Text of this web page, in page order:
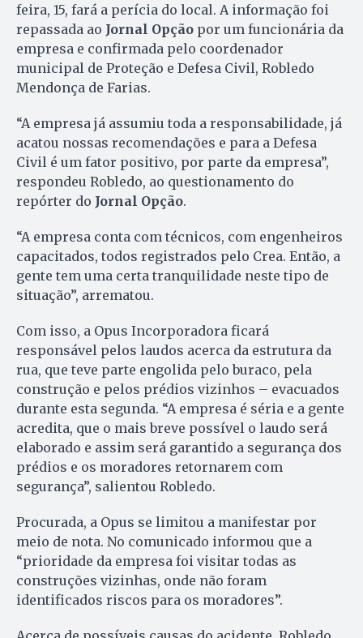
feira, 15, fará a perícia do local. A informação foi
repassada ao Jornal Opção por um funcionária da
empresa e confirmada pelo coordenador
municipal de Proteção e Defesa Civil, Robledo
Mendonça de Farias.
“A empresa já assumiu toda a responsabilidade, já
acatou nossas recomendações e para a Defesa
Civil é um fator positivo, por parte da empresa”,
respondeu Robledo, ao questionamento do
repórter do Jornal Opção.
“A empresa conta com técnicos, com engenheiros
capacitados, todos registrados pelo Crea. Então, a
gente tem uma certa tranquilidade neste tipo de
situação”, arrematou.
Com isso, a Opus Incorporadora ficará
responsável pelos laudos acerca da estrutura da
rua, que teve parte engolida pelo buraco, pela
construção e pelos prédios vizinhos – evacuados
durante esta segunda. “A empresa é séria e a gente
acredita, que o mais breve possível o laudo será
elaborado e assim será garantido a segurança dos
prédios e os moradores retornarem com
segurança”, salientou Robledo.
Procurada, a Opus se limitou a manifestar por
meio de nota. No comunicado informou que a
“prioridade da empresa foi visitar todas as
construções vizinhas, onde não foram
identificados riscos para os moradores”.